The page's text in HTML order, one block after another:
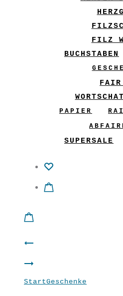
FILZ
BUCHSTABEN
FAIR
PAPIER
SUPERSALE
Product
Sterne
Filz
Mobile
StartGeschenke